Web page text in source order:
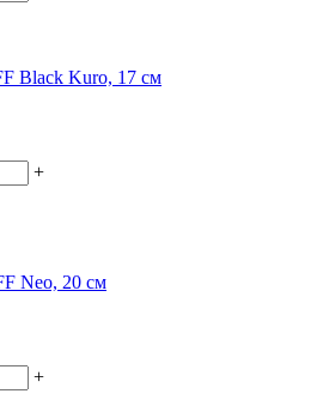
Black Kuro, 17 см
+
Neo, 20 см
+